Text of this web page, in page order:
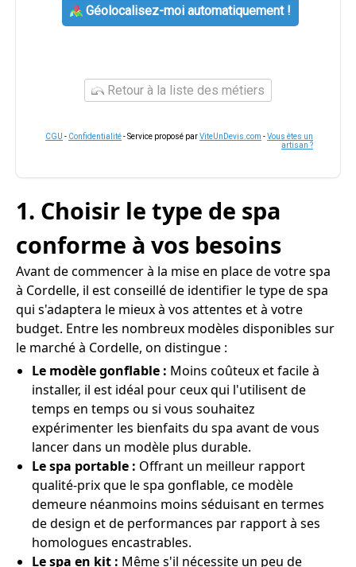
Géolocalisez-moi automatiquement !
Retour à la liste des métiers
CGU - Confidentialité- Service proposé parViteUnDevis.com -Vous êtes un
artisan ?
1. Choisir le type de spa
conforme à vos besoins
Avant de commencer à la mise en place de votre spa
à Cordelle, il est conseillé de identifier le type de spa
qui s'adaptera le mieux à vos attentes et à votre
budget. Entre les nombreux modèles disponibles sur
le marché à Cordelle, on distingue :
Le modèle gonflable : Moins coûteux et facile à
installer, il est idéal pour ceux qui l'utilisent de
temps en temps ou si vous souhaitez
expérimenter les bienfaits du spa avant de vous
lancer dans un modèle plus durable.
Le spa portable : Offrant un meilleur rapport
qualité-prix que le spa gonflable, ce modèle
demeure néanmoins moins séduisant en termes
de design et de performances par rapport à ses
homologues encastrables.
Le spa en kit : Même s'il nécessite un peu de